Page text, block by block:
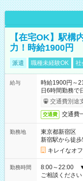
【在宅OK】駅構
力！時給1900円
派遣 職種未経験OK 社
給与
時給1900円
日6時間勤務で
交通費別途
交通費 交通費
勤務地
東京都新宿区
新宿駅から徒
キレイなオ
勤務時間
8:00～22:00
ご相談ください